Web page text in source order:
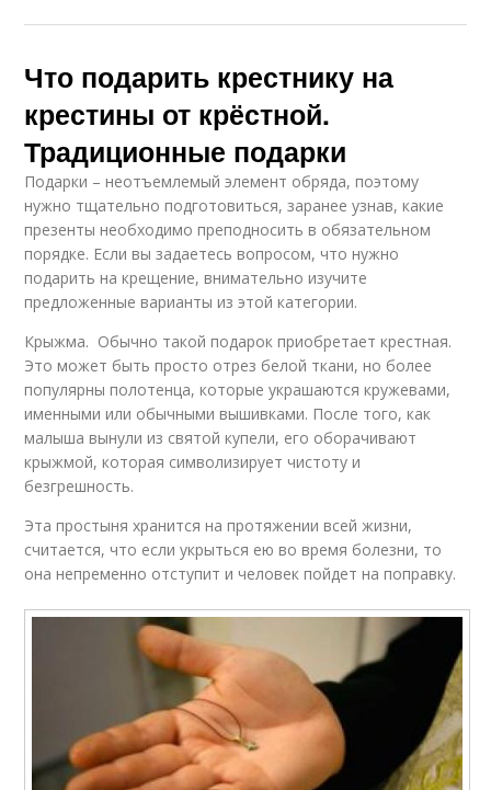
Что подарить крестнику на
крестины от крёстной.
Традиционные подарки
Подарки – неотъемлемый элемент обряда, поэтому
нужно тщательно подготовиться, заранее узнав, какие
презенты необходимо преподносить в обязательном
порядке. Если вы задаетесь вопросом, что нужно
подарить на крещение, внимательно изучите
предложенные варианты из этой категории.
Крыжма. Обычно такой подарок приобретает крестная.
Это может быть просто отрез белой ткани, но более
популярны полотенца, которые украшаются кружевами,
именными или обычными вышивками. После того, как
малыша вынули из святой купели, его оборачивают
крыжмой, которая символизирует чистоту и
безгрешность.
Эта простыня хранится на протяжении всей жизни,
считается, что если укрыться ею во время болезни, то
она непременно отступит и человек пойдет на поправку.